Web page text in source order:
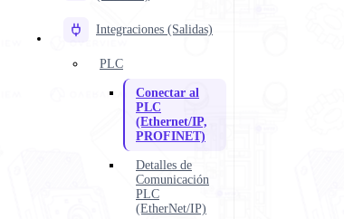
Integraciones (Salidas)
PLC
Conectar al
PLC
(Ethernet/IP,
PROFINET)
Detalles de
Comunicación
PLC
(EtherNet/IP)